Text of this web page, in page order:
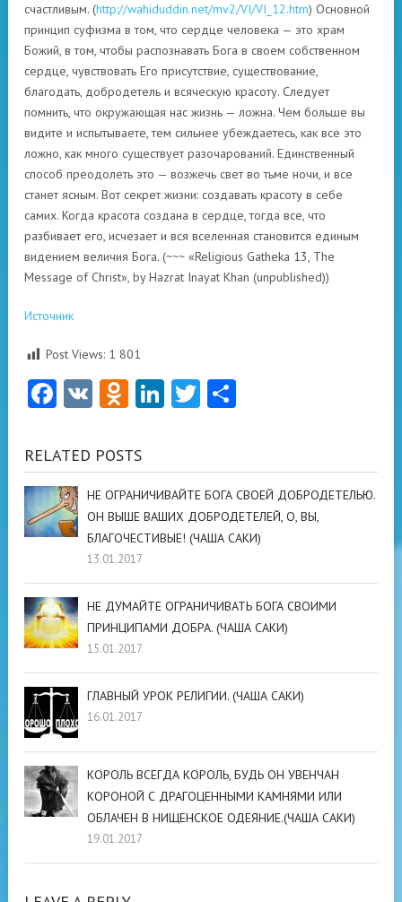
счастливым. (http://wahiduddin.net/mv2/VI/VI_12.htm) Основной
принцип суфизма в том, что сердце человека — это храм
Божий, в том, чтобы распознавать Бога в своем собственном
сердце, чувствовать Его присутствие, существование,
благодать, добродетель и всяческую красоту. Следует
помнить, что окружающая нас жизнь — ложна. Чем больше вы
видите и испытываете, тем сильнее убеждаетесь, как все это
ложно, как много существует разочарований. Единственный
способ преодолеть это — возжечь свет во тьме ночи, и все
станет ясным. Вот секрет жизни: создавать красоту в себе
самих. Когда красота создана в сердце, тогда все, что
разбивает его, исчезает и вся вселенная становится единым
видением величия Бога. (~~~ «Religious Gatheka 13, The
Message of Christ», by Hazrat Inayat Khan (unpublished))
Источник
Post Views: 1 801
Facebook
VK Odnoklassniki
LinkedIn
Twitter
RELATED POSTS
НЕ ОГРАНИЧИВАЙТЕ БОГА СВОЕЙ ДОБРОДЕТЕЛЬЮ.
ОН ВЫШЕ ВАШИХ ДОБРОДЕТЕЛЕЙ, О, ВЫ,
БЛАГОЧЕСТИВЫЕ! (ЧАША САКИ)
13.01.2017
НЕ ДУМАЙТЕ ОГРАНИЧИВАТЬ БОГА СВОИМИ
ПРИНЦИПАМИ ДОБРА. (ЧАША САКИ)
15.01.2017
ГЛАВНЫЙ УРОК РЕЛИГИИ. (ЧАША САКИ)
16.01.2017
КОРОЛЬ ВСЕГДА КОРОЛЬ, БУДЬ ОН УВЕНЧАН
КОРОНОЙ С ДРАГОЦЕННЫМИ КАМНЯМИ ИЛИ
ОБЛАЧЕН В НИЩЕНСКОЕ ОДЕЯНИЕ.(ЧАША САКИ)
19.01.2017